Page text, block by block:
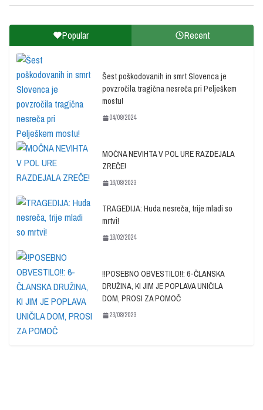
Popular Recent
Šest poškodovanih in smrt Slovenca je
povzročila tragična nesreča pri Pelješkem
mostu!
04/08/2024
MOČNA NEVIHTA V POL URE RAZDEJALA
ZREČE!
16/08/2023
TRAGEDIJA: Huda nesreča, trije mladi so
mrtvi!
18/02/2024
!!POSEBNO OBVESTILO!!: 6-ČLANSKA
DRUŽINA, KI JIM JE POPLAVA UNIČILA
DOM, PROSI ZA POMOČ
23/08/2023